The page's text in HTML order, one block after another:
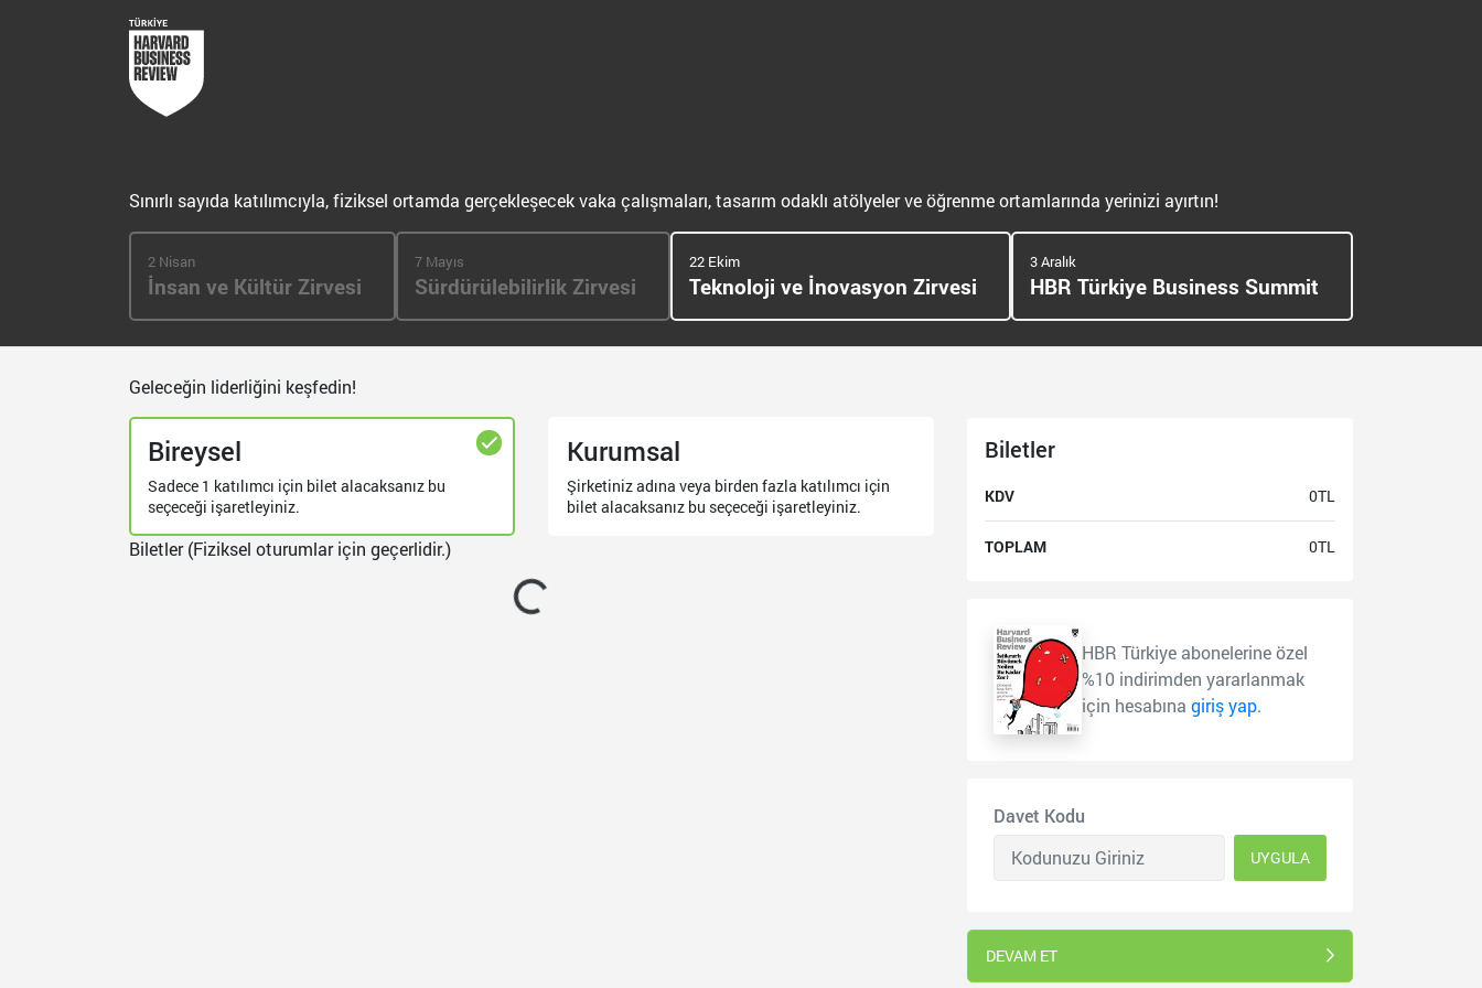
Sınırlı sayıda katılımcıyla, fiziksel ortamda gerçekleşecek vaka çalışmaları, tasarım odaklı atölyeler ve öğrenme ortamlarında yerinizi ayırtın!
2 Nisan
İnsan ve Kültür Zirvesi
7 Mayıs
Sürdürülebilirlik Zirvesi
22 Ekim
Teknoloji ve İnovasyon Zirvesi
3 Aralık
HBR Türkiye Business Summit
Geleceğin liderliğini keşfedin!
Bireysel
Sadece 1 katılımcı için bilet alacaksanız bu
seçeceği işaretleyiniz.
Kurumsal
Şirketiniz adına veya birden fazla katılımcı için
bilet alacaksanız bu seçeceği işaretleyiniz.
Biletler (Fiziksel oturumlar için geçerlidir.)
Yükleniyor...
Biletler
KDV 0TL
TOPLAM 0TL
HBR Türkiye abonelerine özel
%10 indirimden yararlanmak
için hesabına giriş yap.
Davet Kodu
UYGULA
DEVAM ET